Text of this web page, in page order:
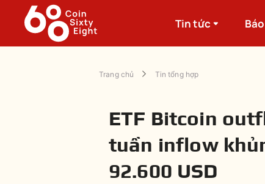
Tin tức
Trang chủ Tin tổng hợp
ETF Bitcoin
tuần inflow
92.600 USD